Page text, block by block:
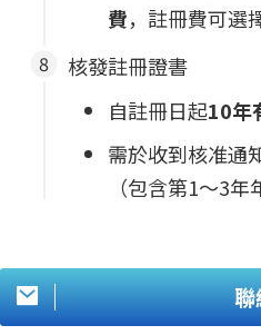
費，註冊費可選
核發註冊證書
自註冊日起10年
需於收到核准通
（包含第1～3年